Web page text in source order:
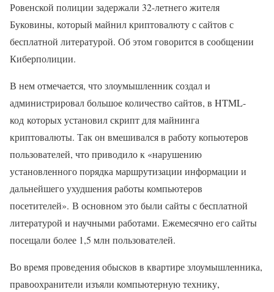
Ровенской полиции задержали 32-летнего жителя
Буковины, который майнил криптовалюту с сайтов с
бесплатной литературой. Об этом говорится в сообщении
Киберполиции.
В нем отмечается, что злоумышленник создал и
администрировал большое количество сайтов, в HTML-
код которых установил скрипт для майнинга
криптовалюты. Так он вмешивался в работу копьютеров
пользователей, что приводило к «нарушению
установленного порядка маршрутизации информации и
дальнейшего ухудшения работы компьютеров
посетителей». В основном это были сайты с бесплатной
литературой и научными работами. Ежемесячно его сайты
посещали более 1,5 млн пользователей.
Во время проведения обысков в квартире злоумышленника,
правоохранители изъяли компьютерную технику,